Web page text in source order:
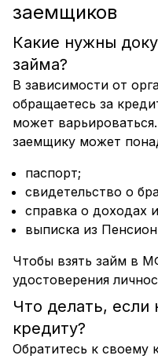
заемщиков
Какие нужны
займа?
В зависимости от
обращаетесь за
может
заемщику может
паспорт;
свидетельство о
справка о доходах
выписка из
Чтобы взять займ в
удостоверения
Что делать, если
кредиту?
Обратитесь к своему